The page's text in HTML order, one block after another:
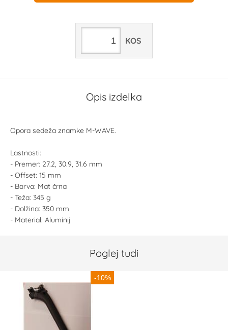
KOS
Opis izdelka
Opora sedeža znamke M-WAVE.
Lastnosti:
- Premer: 27.2, 30.9, 31.6 mm
- Offset: 15 mm
- Barva: Mat črna
- Teža: 345 g
- Dolžina: 350 mm
- Material: Aluminij
Poglej tudi
-10%